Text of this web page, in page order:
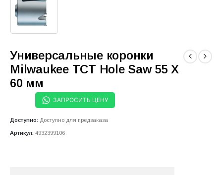
Универсальные коронки
Milwaukee TCT Hole Saw 55 X
60 мм
ЗАПРОСИТЬ ЦЕНУ
Доступно: Доступно для предзаказа
Артикул: 4932399106